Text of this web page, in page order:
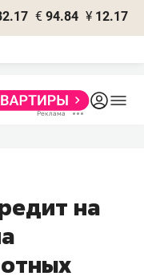
€ 94.84 ¥ 12.17
на